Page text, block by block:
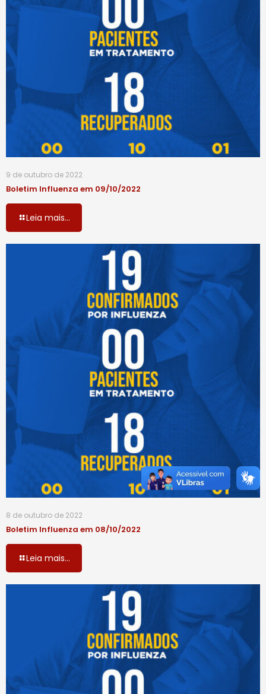
9 de outubro de 2022
Boletim Influenza em 09/10/2022
Leia mais...
8 de outubro de 2022
Boletim Influenza em 08/10/2022
Leia mais...